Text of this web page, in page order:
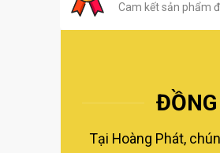
Cam kết sản phẩm
Tại Hoàng Phát,